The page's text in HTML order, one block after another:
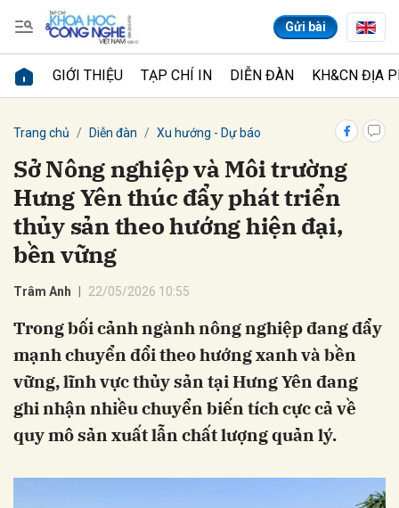
Gửi bài
GIỚI THIỆU TẠP CHÍ IN DIỄN ĐÀN KH&CN ĐỊA
Trang chủ Diễn đàn Xu hướng - Dự báo
Sở Nông nghiệp và Môi trường
Hưng Yên thúc đẩy phát triển
thủy sản theo hướng hiện đại,
bền vững
Trâm Anh 22/05/2026 10:55
Trong bối cảnh ngành nông nghiệp đang đẩy
mạnh chuyển đổi theo hướng xanh và bền
vững, lĩnh vực thủy sản tại Hưng Yên đang
ghi nhận nhiều chuyển biến tích cực cả về
quy mô sản xuất lẫn chất lượng quản lý.
Gửi bình luận